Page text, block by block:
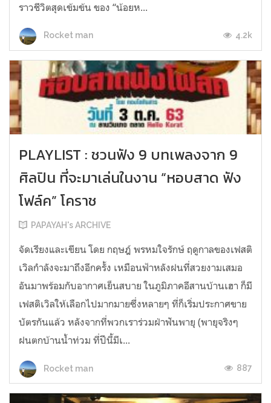
ราวชีวิตสุดเข้มข้น ของ “น้อยห...
Rocket man 4.2k
PLAYLIST : ชวนฟัง 9 บทเพลงจาก 9
ศิลปิน ที่จะมาเล่นในงาน “หอบสาด ฟัง
โฟล์ค” โคราช
PAPAYAH's ARCHIVE
จัดเรียงและเขียน โดย กฤษฎ์ พรหมใจรักษ์ ฤดูกาลของเฟสติ
เวิลกำลังจะมาถึงอีกครั้ง เหมือนฟ้าหลังฝนที่สวยงามเสมอ
อันมาพร้อมกับอากาศเย็นสบาย ในภูมิภาคอีสานบ้านเฮา ก็มี
เฟสติเวิลให้เลือกไปมากมายซึ่งหลายๆ ที่ก็เริ่มประกาศขาย
บัตรกันแล้ว หลังจากที่พวกเราร่วมฝ่าฟันพายุ (พายุจริงๆ
ฝนตกบ้านน้ำท่วม ที่ปีนี้มีเ...
Rocket man 887